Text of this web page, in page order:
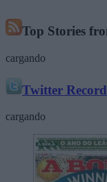
Top Stories
cargando
Twitter Record
cargando